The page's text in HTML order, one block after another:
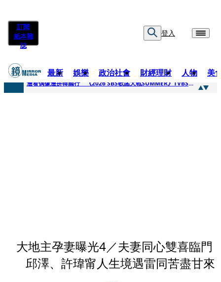
訂閱
紙本雜
誌
登入
最新 娛樂 政治社會 財經理財 人物 美
快訊
邊看偶像邊拚韓國行 《2026 SBS歌謠大戰SUMMER》TVBS直播祭追星福利
大地主孕妻曝光4／夫妻同心雙喜臨
邱澤、許瑋甯人生境遇雷同苦盡甘來